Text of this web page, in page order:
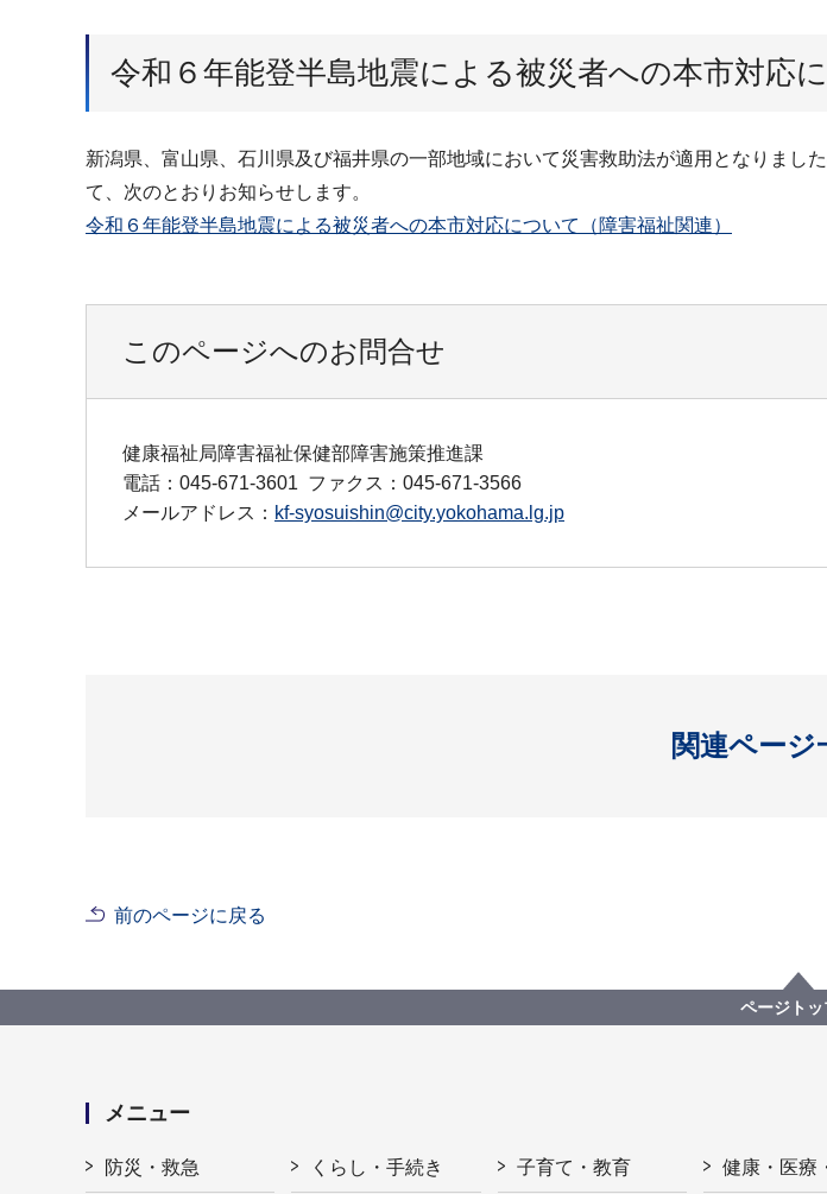
令和６年能登半島地震による被災者への本市対応
新潟県、富山県、石川県及び福井県の一部地域において災害救助法が適用となりま
て、次のとおりお知らせします。
令和６年能登半島地震による被災者への本市対応について（障害福祉関連）
このページへのお問合せ
健康福祉局障害福祉保健部障害施策推進課
電話：045-671-3601 ファクス：045-671-3566
メールアドレス： kf-syosuishin@city.yokohama.lg.jp
関連ページ
前のページに戻る
ページトッ
メニュー
防災・救急 くらし・手続き 子育て・教育 健康・医療